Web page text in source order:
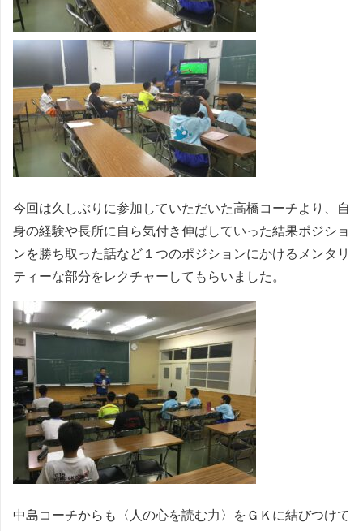
今回は久しぶりに参加していただいた高橋コーチより、自
身の経験や長所に自ら気付き伸ばしていった結果ポジショ
ンを勝ち取った話など１つのポジションにかけるメンタリ
ティーな部分をレクチャーしてもらいました。
中島コーチからも〈人の心を読む力〉をＧＫに結びつけて